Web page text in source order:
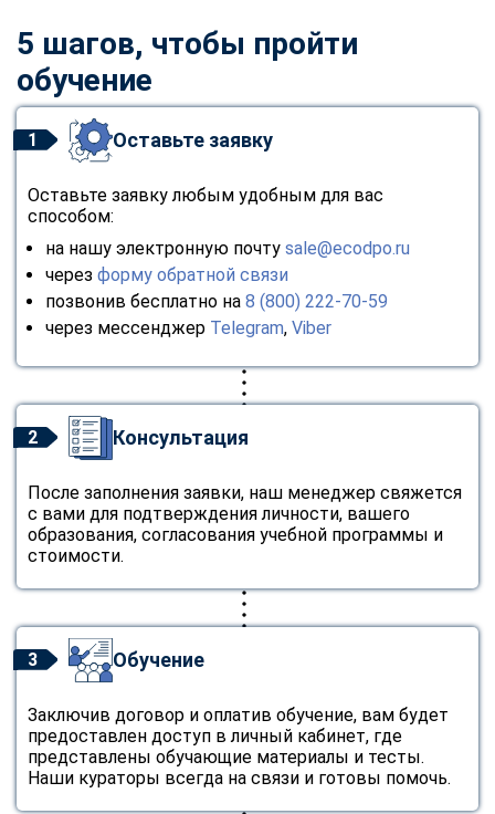
5 шагов, чтобы пройти
обучение
1 Оставьте заявку
Оставьте заявку любым удобным для вас
способом:
на нашу электронную почту sale@ecodpo.ru
через форму обратной связи
позвонив бесплатно на 8 (800) 222-70-59
через мессенджер Telegram, Viber
2 Консультация
После заполнения заявки, наш менеджер свяжется
с вами для подтверждения личности, вашего
образования, согласования учебной программы и
стоимости.
3 Обучение
Заключив договор и оплатив обучение, вам будет
предоставлен доступ в личный кабинет, где
представлены обучающие материалы и тесты.
Наши кураторы всегда на связи и готовы помочь.